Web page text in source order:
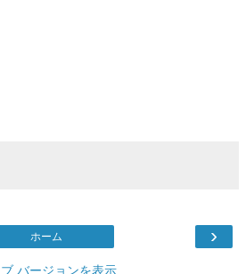
›
ホーム
バージョンを表示